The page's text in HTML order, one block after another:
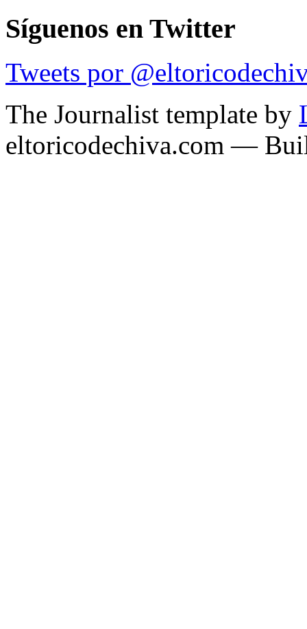
Síguenos en Twitter
Tweets por
The Journalist template by
eltoricodechiva.com —